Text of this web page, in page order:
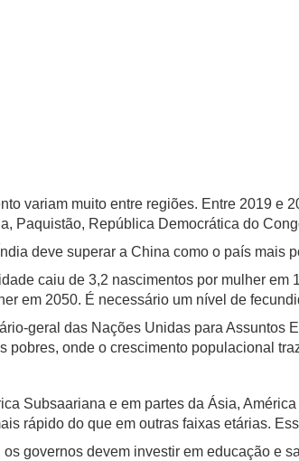
variam muito entre regiões. Entre 2019 e
Paquistão, República Democrática do
deve superar a China como o país mais
caiu de 3,2 nascimentos por mulher
em 2050. É necessário um nível de
geral das Nações Unidas para Assuntos
pobres, onde o crescimento populacional
Subsaariana e em partes da Ásia,
rápido do que em outras faixas etárias.
governos devem investir em educação e